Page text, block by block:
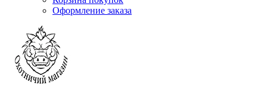
Оформление заказа